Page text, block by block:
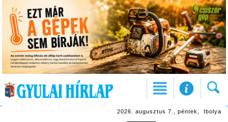
2026. augusztus 7., péntek, Ibolya